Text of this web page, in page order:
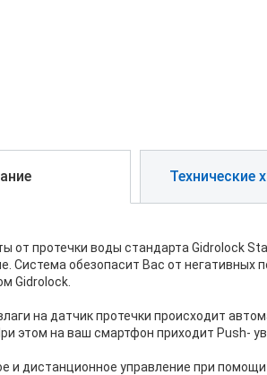
Технические
от протечки воды стандарта Gidrolock
Система обезопасит Вас от
Gidrolock.
на датчик протечки происходит
этом на ваш смартфон приходит Push-
и дистанционное управление при